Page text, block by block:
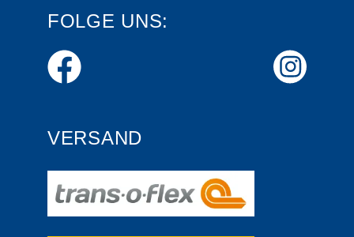
FOLGE UNS:
VERSAND